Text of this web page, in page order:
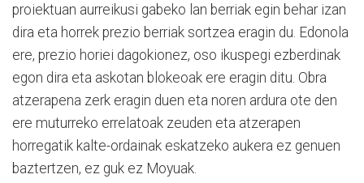
proiektuan aurreikusi gabeko lan berriak egin behar izan
dira eta horrek prezio berriak sortzea eragin du. Edonola
ere, prezio horiei dagokionez, oso ikuspegi ezberdinak
egon dira eta askotan blokeoak ere eragin ditu. Obra
atzerapena zerk eragin duen eta noren ardura ote den
ere muturreko errelatoak zeuden eta atzerapen
horregatik kalte-ordainak eskatzeko aukera ez genuen
baztertzen, ez guk ez Moyuak.